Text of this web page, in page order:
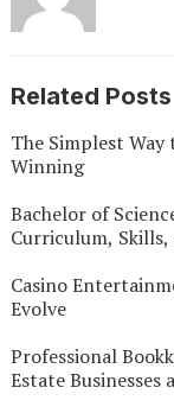
Related Posts
The Simplest Way
Winning
Bachelor of
Curriculum, Skills,
Casino
Evolve
Professional
Estate